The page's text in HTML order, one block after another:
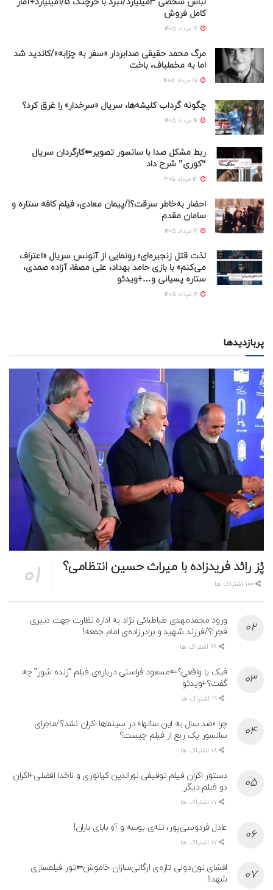
کامل فروش
مرگ محمد حقیقی صدابردار «سفر به چزابه»/کاندید شد
اما به مخملباف، باخت
چگونه گرداب کلیشه‌ها، سریال «سرخدار» را غرق کرد؟
ربط مشکل صدا با سانسور تصویر⇐کارگردان سریال
“کوری” شرح داد
احضار به‌خاطر سرقت؟!/پیمان معادی، فیلم کافه ستاره و
سامان مقدم
لذت قتل زنجیره‌ای؛ رونمایی از آنونس سریال «اعتراف
می‌کنم» با بازی حامد بهداد، علی مصفا، آزاده صمدی،
ستاره پسیانی و…+ویدئو
پربازدیدها
پُز رائد فریدزاده با میراث حسین انتظامی؟
ورود محمدمهدی طباطبائی نژاد به اداره نظارت جهت دبیری
فجر!؟/فرزند شهید و برادرزاده‌ی امام جمعه!
فیک یا واقعی؟⇐مسعود فراستی درباره‌ی فیلم “زنده شور” چه
گفت؟+ویدئو
چرا «صد سال به این سالها» در سینماها اکران نشد؟/ماجرای
سانسور یک ربع از فیلم چیست؟
دستور اکران فیلم توقیفی نورالدین کیانوری و ناخدا افضلی+اکران
دو فیلم دیگر
عادل فردوسی‌پور، تله‌ی بوسه و آهِ بابای باران!
افشای نون‌دونی تازه‌ی ارگانی‌سازان خاموش⇐تور فیلمسازی
شهدا!